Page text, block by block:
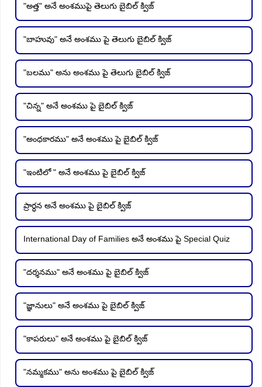
"అత్త" అనే అంశముపై తెలుగు బైబిల్ క్విజ్
"బాహువు" అనే అంశము పై తెలుగు బైబిల్ క్విజ్
"బలము" అను అంశము పై తెలుగు బైబిల్ క్విజ్
"చిన్న" అనే అంశము పై బైబిల్ క్విజ్
"అంధకారము" అనే అంశము పై బైబిల్ క్విజ్
"ఇంటిలో " అనే అంశము పై బైబిల్ క్విజ్
ప్రార్ధన అనే అంశము పై బైబిల్ క్విజ్
International Day of Families అనే అంశము పై Special Quiz
"దర్శనము" అనే అంశము పై బైబిల్ క్విజ్
"జ్ఞానులు" అనే అంశము పై బైబిల్ క్విజ్
"కాపరులు" అనే అంశము పై బైబిల్ క్విజ్
"నమ్మకము" అను అంశము పై బైబిల్ క్విజ్